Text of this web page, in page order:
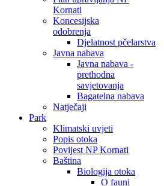
Kornati
Koncesijska
odobrenja
Djelatnost pčelarstva
Javna nabava
Javna nabava -
prethodna
savjetovanja
Bagatelna nabava
Natječaji
Park
Klimatski uvjeti
Popis otoka
Povijest NP Kornati
Baština
Biologija otoka
O fauni